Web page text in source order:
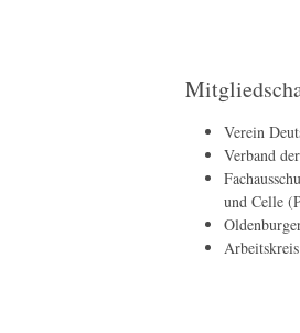
Verein
Verband
und Celle